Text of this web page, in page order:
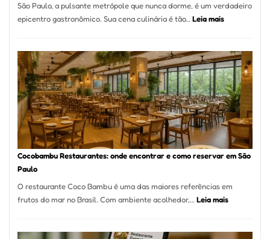
Vila
da
São Paulo, a pulsante metrópole que nunca dorme, é um verdadeiro
epicentro gastronômico. Sua cena culinária é tão… Leia mais:
Melhores
Restaurantes
em
São
Paulo:
Um
Guia
Definitivo
Alta
Gastronomia
Cocobambu Restaurantes: onde encontrar e como reservar em São
Paulo
O restaurante Coco Bambu é uma das maiores referências em
frutos do mar no Brasil. Com ambiente acolhedor,… Leia mais: